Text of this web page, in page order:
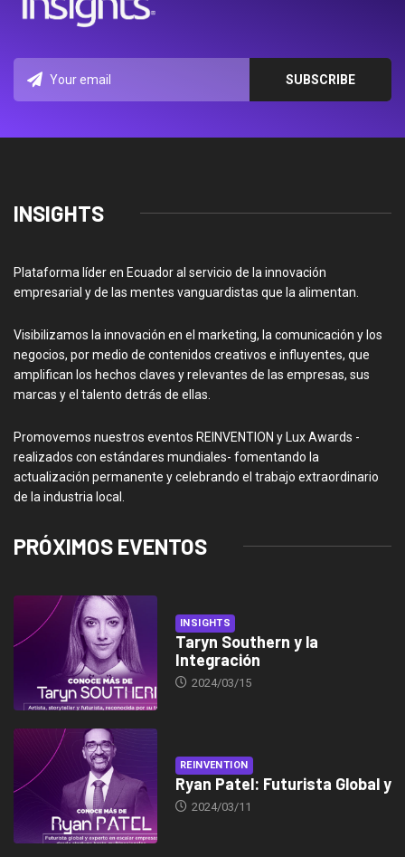
INSIGHTS
Plataforma líder en Ecuador al servicio de la innovación
empresarial y de las mentes vanguardistas que la alimentan.
Visibilizamos la innovación en el marketing, la comunicación y los
negocios, por medio de contenidos creativos e influyentes, que
amplifican los hechos claves y relevantes de las empresas, sus
marcas y el talento detrás de ellas.
Promovemos nuestros eventos REINVENTION y Lux Awards -
realizados con estándares mundiales- fomentando la
actualización permanente y celebrando el trabajo extraordinario
de la industria local.
PRÓXIMOS EVENTOS
INSIGHTS
Taryn Southern y la
Integración
2024/03/15
REINVENTION
Ryan Patel: Futurista Global y
2024/03/11